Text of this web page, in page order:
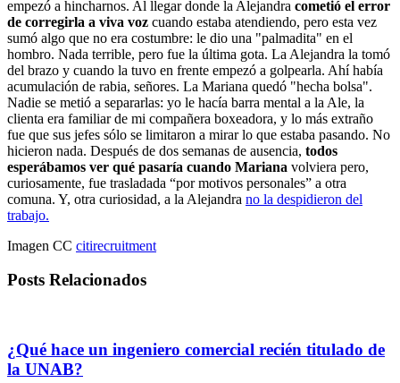
empezó a hincharnos. Al llegar donde la Alejandra cometió el error
de corregirla a viva voz cuando estaba atendiendo, pero esta vez
sumó algo que no era costumbre: le dio una "palmadita" en el
hombro. Nada terrible, pero fue la última gota. La Alejandra la tomó
del brazo y cuando la tuvo en frente empezó a golpearla. Ahí había
acumulación de rabia, señores. La Mariana quedó "hecha bolsa".
Nadie se metió a separarlas: yo le hacía barra mental a la Ale, la
clienta era familiar de mi compañera boxeadora, y lo más extraño
fue que sus jefes sólo se limitaron a mirar lo que estaba pasando. No
hicieron nada. Después de dos semanas de ausencia, todos
esperábamos ver qué pasaría cuando Mariana volviera pero,
curiosamente, fue trasladada “por motivos personales” a otra
comuna. Y, otra curiosidad, a la Alejandra no la despidieron del
trabajo.
Imagen CC citirecruitment
Posts Relacionados
¿Qué hace un ingeniero comercial recién titulado de
la UNAB?